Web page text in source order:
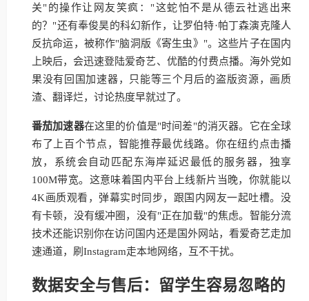
关"的操作让网友笑疯："这蛇怕不是从德云社逃出来
的？"还有奉俊昊的科幻新作，让罗伯特·帕丁森演克隆人
反抗命运，被称作"脑洞版《寄生虫》"。这些片子在国内
上映后，会迅速登陆爱奇艺、优酷的付费点播。海外党如
果没有回国加速器，只能等三个月后的盗版资源，画质
渣、翻译烂，讨论热度早就过了。
番茄加速器在这里的价值是"时间差"的消灭器。它在全球
布了上百个节点，智能推荐最优线路。你在纽约点击播
放，系统会自动匹配东海岸延迟最低的服务器，独享
100M带宽。这意味着国内平台上线新片当晚，你就能以
4K画质观看，弹幕实时同步，跟国内网友一起吐槽。没
有卡顿，没有缓冲圈，没有"正在加载"的焦虑。智能分流
技术还能识别你在访问国内还是国外网站，看爱奇艺走加
速通道，刷Instagram走本地网络，互不干扰。
数据安全与售后：留学生容易忽略的